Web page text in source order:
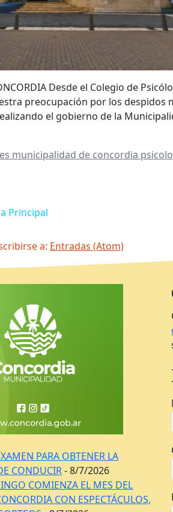
Desde el Colegio de
preocupación por los despidos
el gobierno de la
municipalidad de concordia
Principal
a: Entradas (Atom)
PARA OBTENER LA
CONDUCIR- 8/7/2026
COMIENZA EL MES DEL
CON ESPECTÁCULOS,